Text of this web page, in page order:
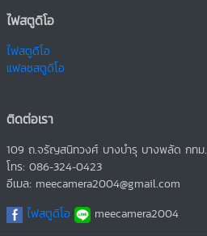
ไฟสตูดิโอ
ไฟสตูดิโอ
แฟลชสตูดิโอ
ติดต่อเรา
109 ถ.จรัญสนิทวงศ์ บางบำรุ บางพลัด กทม.
โทร: 086-324-0423
อีเมล: meecamera2004@gmail.com
ไฟสตูดิโอ
meecamera2004